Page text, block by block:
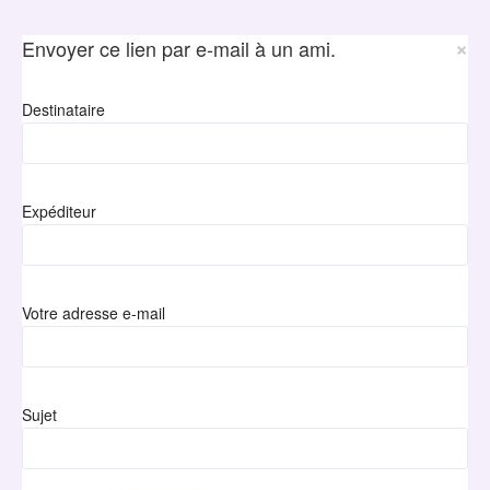
Envoyer ce lien par e-mail à un ami. ×
Destinataire
Expéditeur
Votre adresse e-mail
Sujet